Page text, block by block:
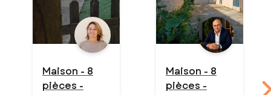
Maison - 8
pièces -
Maison - 8
pièces -